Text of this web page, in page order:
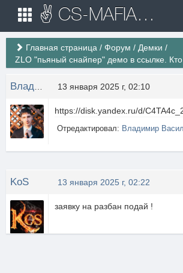
✌ CS-MAFIA.RU ✌ Игровые сервера Counter Strike 1.6
Главная страница / Форум / Демки /
ZLO "пьяный снайпер" демо в ссылке.
13 января 2025 г, 02:10
https://disk.yandex.ru/d/
Отредактировал: Владимир
KoS 13 января 2025 г, 02:22
заявку на разбан подай !